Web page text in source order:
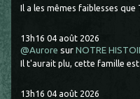
Il a les mêmes faiblesses que
13h16 04 août 2026
@Aurore surNOTRE
Il t'aurait plu, cette famille
13h16 04 août 2026